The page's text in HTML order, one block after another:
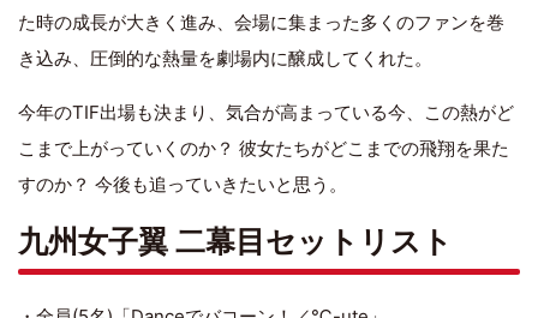
た時の成長が大きく進み、会場に集まった多くのファンを巻
き込み、圧倒的な熱量を劇場内に醸成してくれた。
今年のTIF出場も決まり、気合が高まっている今、この熱がど
こまで上がっていくのか？ 彼女たちがどこまでの飛翔を果た
すのか？ 今後も追っていきたいと思う。
九州女子翼 二幕目セットリスト